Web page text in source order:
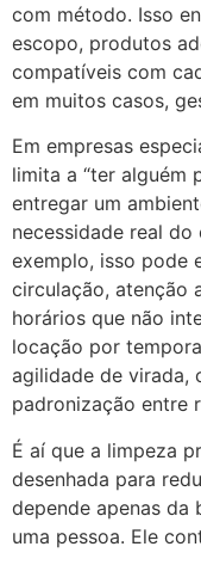
com método. Isso
escopo, produtos
compatíveis com
em muitos casos,
Em empresas
limita a “ter alguém
entregar um
necessidade real do
exemplo, isso pode
circulação, atenção
horários que não
locação por
agilidade de virada,
padronização entre
É aí que a limpeza
desenhada para
depende apenas
uma pessoa. Ele